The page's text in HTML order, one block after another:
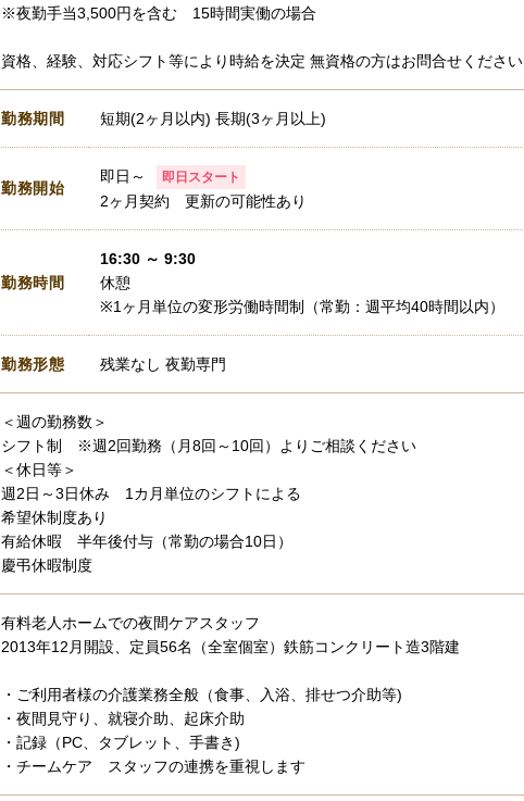
※夜勤手当3,500円を含む 15時間実働の場合
資格、経験、対応シフト等により時給を決定 無資格の方はお問合せください
勤務期間 短期(2ヶ月以内) 長期(3ヶ月以上)
勤務開始
即日～ 即日スタート
2ヶ月契約 更新の可能性あり
勤務時間
16:30 ～ 9:30
休憩
※1ヶ月単位の変形労働時間制（常勤：週平均40時間以内）
勤務形態 残業なし 夜勤専門
＜週の勤務数＞
シフト制 ※週2回勤務（月8回～10回）よりご相談ください
＜休日等＞
週2日～3日休み 1カ月単位のシフトによる
希望休制度あり
有給休暇 半年後付与（常勤の場合10日）
慶弔休暇制度
有料老人ホームでの夜間ケアスタッフ
2013年12月開設、定員56名（全室個室）鉄筋コンクリート造3階建
・ご利用者様の介護業務全般（食事、入浴、排せつ介助等)
・夜間見守り、就寝介助、起床介助
・記録（PC、タブレット、手書き)
・チームケア スタッフの連携を重視します